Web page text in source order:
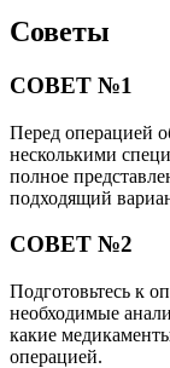
Советы
СОВЕТ №1
Перед операцией
несколькими
полное
подходящий
СОВЕТ №2
Подготовьтесь к
необходимые
какие
операцией.